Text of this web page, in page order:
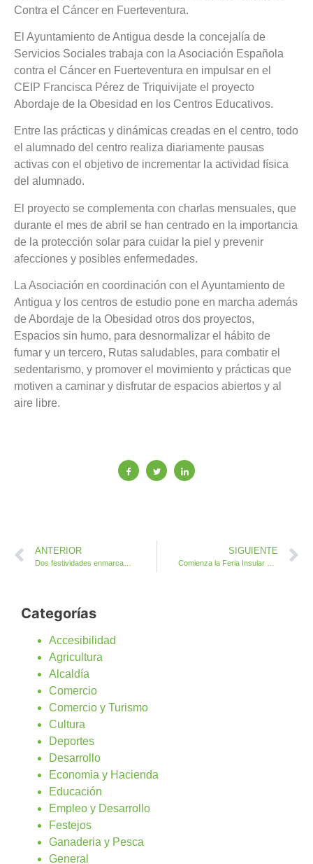
Contra el Cáncer en Fuerteventura.
El Ayuntamiento de Antigua desde la concejalía de
Servicios Sociales trabaja con la Asociación Española
contra el Cáncer en Fuerteventura en impulsar en el
CEIP Francisca Pérez de Triquivijate el proyecto
Abordaje de la Obesidad en los Centros Educativos.
Entre las prácticas y dinámicas creadas en el centro, todo
el alumnado del centro realiza diariamente pausas
activas con el objetivo de incrementar la actividad física
del alumnado.
El proyecto se complementa con charlas mensuales, que
durante el mes de abril se han centrado en la importancia
de la protección solar para cuidar la piel y prevenir
afecciones y posibles enfermedades.
La Asociación en coordinación con el Ayuntamiento de
Antigua y los centros de estudio pone en marcha además
de Abordaje de la Obesidad otros dos proyectos,
Espacios sin humo, para desnormalizar el hábito de
fumar y un tercero, Rutas saludables, para combatir el
sedentarismo, y promover el movimiento y prácticas que
motiven a caminar y disfrutar de espacios abiertos y al
aire libre.
ANTERIOR
Dos festividades enmarcan este año la XXXVI Feria Insular de Artesanía
SIGUIENTE
Comienza la Feria Insular de Artesanía Fuerteventura 2025
Categorías
Accesibilidad
Agricultura
Alcaldía
Comercio
Comercio y Turismo
Cultura
Deportes
Desarrollo
Economia y Hacienda
Educación
Empleo y Desarrollo
Festejos
Ganaderia y Pesca
General